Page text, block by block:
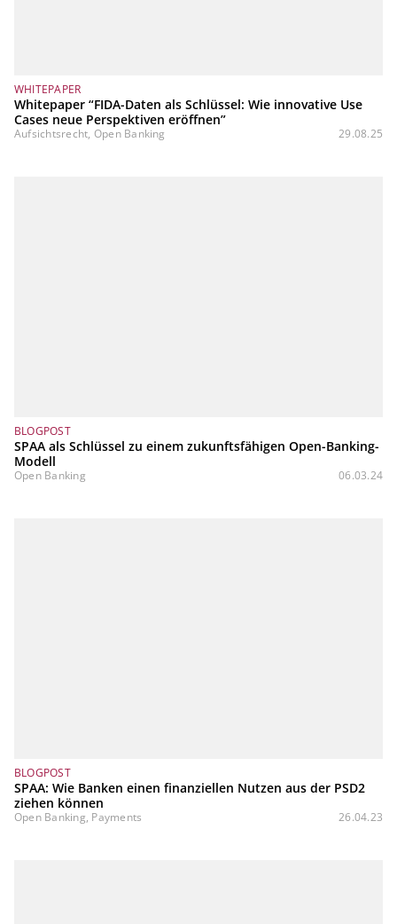
WHITEPAPER
Whitepaper “FIDA-Daten als Schlüssel: Wie innovative Use
Cases neue Perspektiven eröffnen”
Aufsichtsrecht, Open Banking 29.08.25
BLOGPOST
SPAA als Schlüssel zu einem zukunftsfähigen Open-Banking-
Modell
Open Banking 06.03.24
BLOGPOST
SPAA: Wie Banken einen finanziellen Nutzen aus der PSD2
ziehen können
Open Banking, Payments 26.04.23